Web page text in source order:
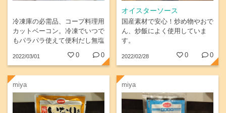
冷凍庫の必需品、コープ料理用
カットベーコン。冷凍でいつで
もパラパラ使えて便利だし無塩
せきだし(^-^) 朝はベーコンエ
ッグにしたけど味もしっかりつ
います!...
2022/03/01 0 0
オイスターソース
国産素材で安心！炒め物やおで
ん、炒飯によく使用していま
す。
2022/02/28 0 0
miya miya